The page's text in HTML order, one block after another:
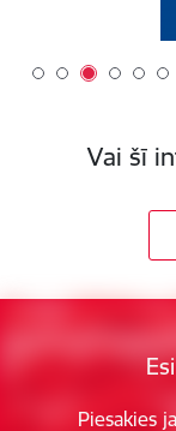
Vai šī
Piesakies